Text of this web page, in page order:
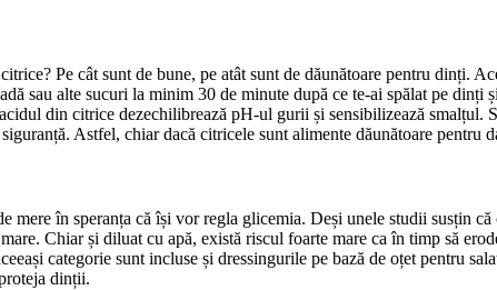
Pe cât sunt de bune, pe atât sunt de dăunătoare pentru dinți.
sau alte sucuri la minim 30 de minute după ce te-ai spălat pe
din citrice dezechilibrează pH-ul gurii și sensibilizează
Astfel, chiar dacă citricele sunt alimente dăunătoare pentru
mere în speranța că își vor regla glicemia. Deși unele studii susțin
Chiar și diluat cu apă, există riscul foarte mare ca în timp să
categorie sunt incluse și dressingurile pe bază de oțet pentru
dinții.